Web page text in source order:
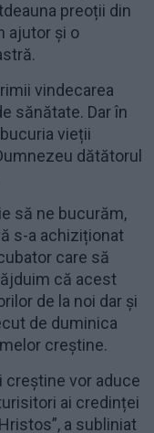
preoții din
ajutor și o
vindecarea
sănătate. Dar în
vieții
dătătorul
să ne bucurăm,
s-a achiziționat
care să
că acest
de la noi dar și
de duminica
creștine.
vor aduce
ai credinței
a subliniat